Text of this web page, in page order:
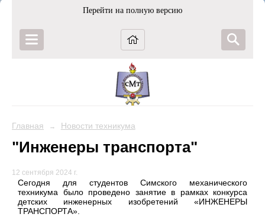
Перейти на полную версию
Главная → Новости техникума
"Инженеры транспорта"
12 сентября 2024 г.
Сегодня для студентов Симского механического
техникума было проведено занятие в рамках конкурса
детских инженерных изобретений «ИНЖЕНЕРЫ
ТРАНСПОРТА».